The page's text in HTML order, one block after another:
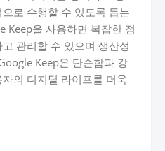
로 수행할 수 있도록 돕는
Keep을 사용하면 복잡한 정
관리할 수 있으며 생산성
Keep은 단순함과 강
의 디지털 라이프를 더욱